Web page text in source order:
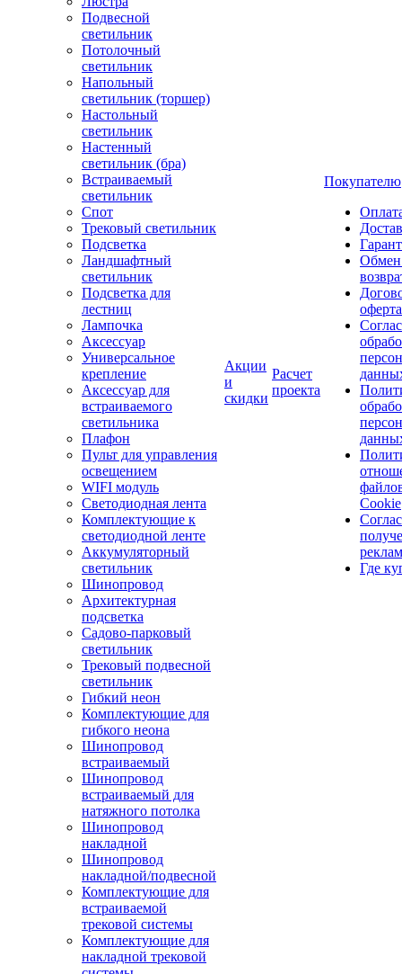
Подвесной
светильник
Потолочный
светильник
Напольный
светильник (торшер)
Настольный
светильник
Настенный
светильник (бра)
Встраиваемый
светильник
Спот
Трековый светильник
Подсветка
Ландшафтный
светильник
Подсветка для
лестниц
Лампочка
Аксессуар
Универсальное
крепление
Аксессуар для
встраиваемого
светильника
Плафон
Пульт для управления
освещением
WIFI модуль
Светодиодная лента
Комплектующие к
светодиодной ленте
Аккумуляторный
светильник
Шинопровод
Архитектурная
подсветка
Садово-парковый
светильник
Трековый подвесной
светильник
Гибкий неон
Комплектующие для
гибкого неона
Шинопровод
встраиваемый
Шинопровод
встраиваемый для
натяжного потолка
Шинопровод
накладной
Шинопровод
накладной/подвесной
Комплектующие для
встраиваемой
трековой системы
Комплектующие для
накладной трековой
Акции
и
скидки
Расчет
проекта
Покупателю
оферта
Cookie
Где